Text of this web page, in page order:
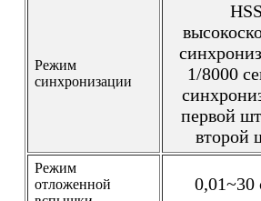
Режим
синхронизации
1/8000
первой
второй
Режим
отложенной
0,01~30